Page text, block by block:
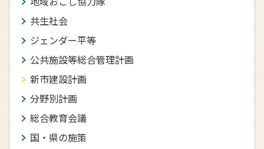
共生社会
ジェンダー平等
公共施設等総合管理計画
新市建設計画
分野別計画
総合教育会議
国・県の施策